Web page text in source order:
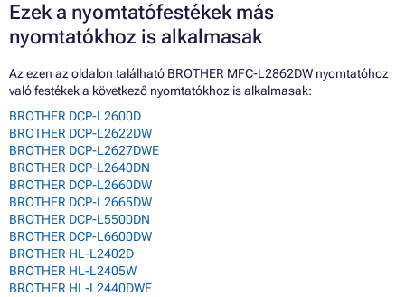
Ezek a nyomtatófestékek más
nyomtatókhoz is alkalmasak
Az ezen az oldalon található BROTHER MFC-L2862DW nyomtatóhoz
való festékek a következő nyomtatókhoz is alkalmasak:
BROTHER DCP-L2600D
BROTHER DCP-L2622DW
BROTHER DCP-L2627DWE
BROTHER DCP-L2640DN
BROTHER DCP-L2660DW
BROTHER DCP-L2665DW
BROTHER DCP-L5500DN
BROTHER DCP-L6600DW
BROTHER HL-L2402D
BROTHER HL-L2405W
BROTHER HL-L2440DWE